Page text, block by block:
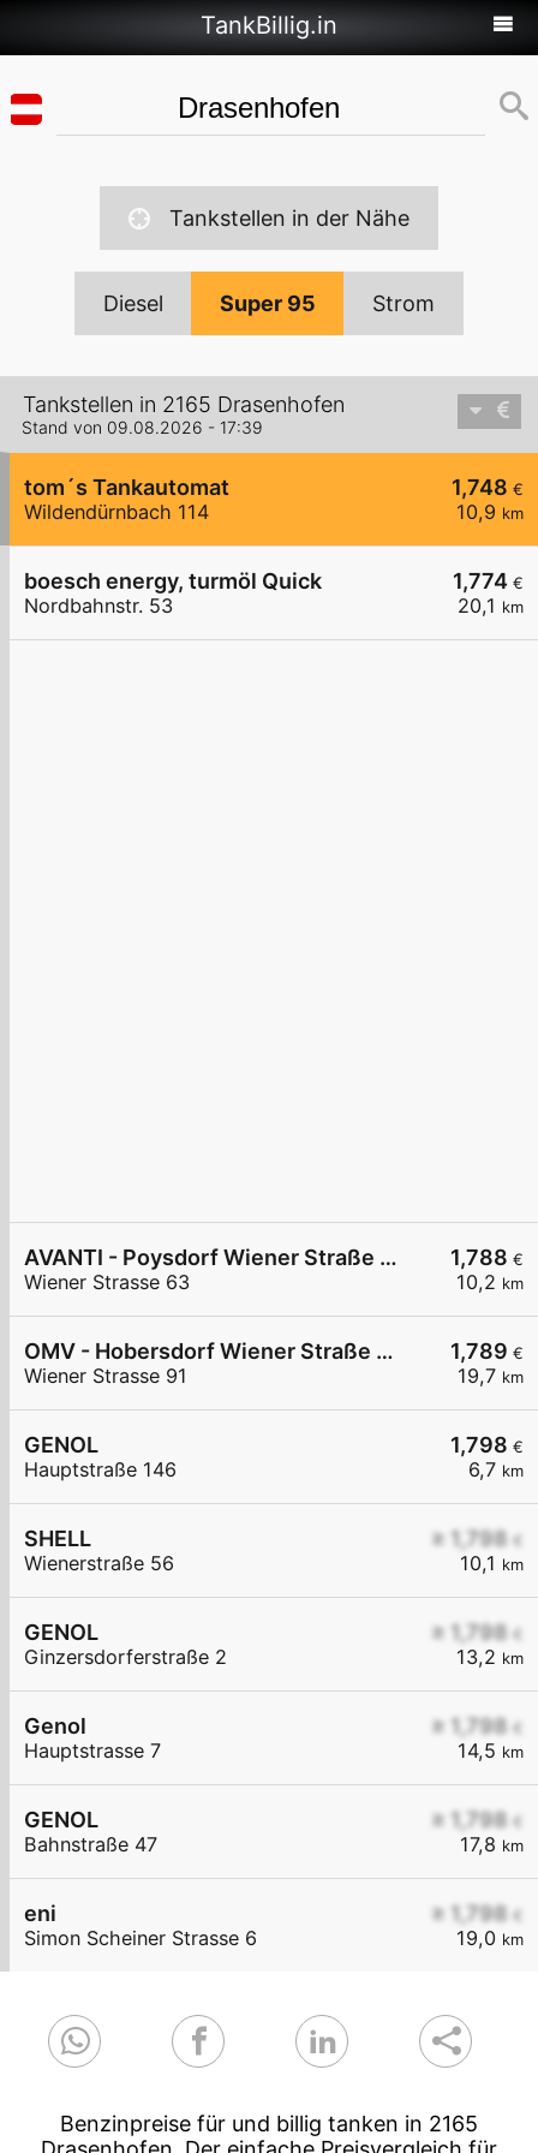
TankBillig.in
Tankstellen in der Nähe
Diesel Super 95 Strom
Tankstellen in 2165 Drasenhofen
Stand von 09.08.2026 - 17:39
1,748 €
10,9 km
tom´s Tankautomat
Wildendürnbach 114
1,774 €
20,1 km
boesch energy, turmöl Quick
Nordbahnstr. 53
1,788 €
10,2 km
AVANTI - Poysdorf Wiener Straße 63
Wiener Strasse 63
1,789 €
19,7 km
OMV - Hobersdorf Wiener Straße 91
Wiener Strasse 91
1,798 €
6,7 km
GENOL
Hauptstraße 146
≥ 1,798 €
10,1 km
SHELL
Wienerstraße 56
≥ 1,798 €
13,2 km
GENOL
Ginzersdorferstraße 2
≥ 1,798 €
14,5 km
Genol
Hauptstrasse 7
≥ 1,798 €
17,8 km
GENOL
Bahnstraße 47
≥ 1,798 €
19,0 km
eni
Simon Scheiner Strasse 6
Benzinpreise für und billig tanken in 2165